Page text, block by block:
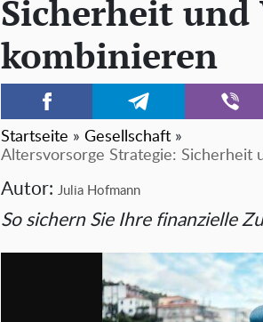
Sicherheit und
kombinieren
Startseite » Gesellschaft »
Altersvorsorge Strategie: Sicherheit
Autor: Julia Hofmann
So sichern Sie Ihre finanzielle